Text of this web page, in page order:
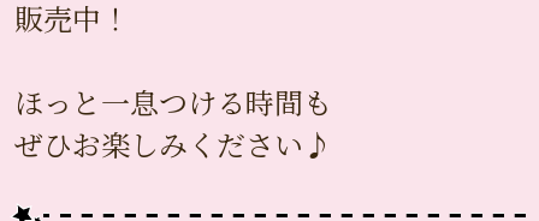
販売中！
ほっと一息つける時間も
ぜひお楽しみください♪